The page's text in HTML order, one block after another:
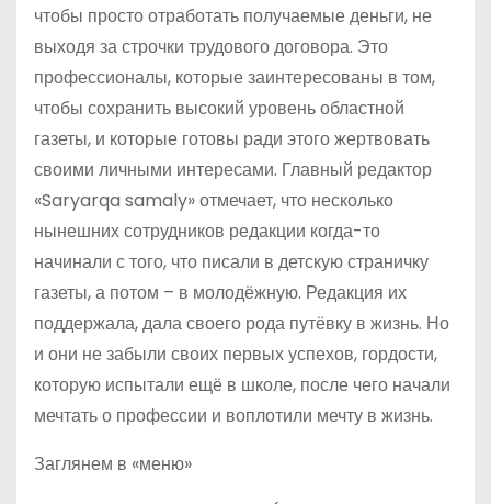
чтобы просто отработать получаемые деньги, не
выходя за строчки трудового договора. Это
профессионалы, которые заинтересованы в том,
чтобы сохранить высокий уровень областной
газеты, и которые готовы ради этого жертвовать
своими личными интересами. Главный редактор
«Saryarqa samaly» отмечает, что несколько
нынешних сотрудников редакции когда-то
начинали с того, что писали в детскую страничку
газеты, а потом – в молодёжную. Редакция их
поддержала, дала своего рода путёвку в жизнь. Но
и они не забыли своих первых успехов, гордости,
которую испытали ещё в школе, после чего начали
мечтать о профессии и воплотили мечту в жизнь.
Заглянем в «меню»